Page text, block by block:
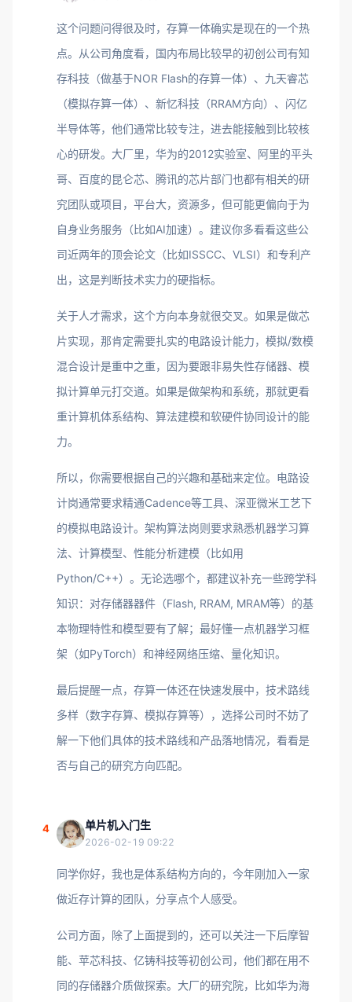
这个问题问得很及时，存算一体确实是现在的一个热
点。从公司角度看，国内布局比较早的初创公司有知
存科技（做基于NOR Flash的存算一体）、九天睿芯
（模拟存算一体）、新忆科技（RRAM方向）、闪亿
半导体等，他们通常比较专注，进去能接触到比较核
心的研发。大厂里，华为的2012实验室、阿里的平头
哥、百度的昆仑芯、腾讯的芯片部门也都有相关的研
究团队或项目，平台大，资源多，但可能更偏向于为
自身业务服务（比如AI加速）。建议你多看看这些公
司近两年的顶会论文（比如ISSCC、VLSI）和专利产
出，这是判断技术实力的硬指标。
关于人才需求，这个方向本身就很交叉。如果是做芯
片实现，那肯定需要扎实的电路设计能力，模拟/数模
混合设计是重中之重，因为要跟非易失性存储器、模
拟计算单元打交道。如果是做架构和系统，那就更看
重计算机体系结构、算法建模和软硬件协同设计的能
力。
所以，你需要根据自己的兴趣和基础来定位。电路设
计岗通常要求精通Cadence等工具、深亚微米工艺下
的模拟电路设计。架构算法岗则要求熟悉机器学习算
法、计算模型、性能分析建模（比如用
Python/C++）。无论选哪个，都建议补充一些跨学科
知识：对存储器器件（Flash, RRAM, MRAM等）的基
本物理特性和模型要有了解；最好懂一点机器学习框
架（如PyTorch）和神经网络压缩、量化知识。
最后提醒一点，存算一体还在快速发展中，技术路线
多样（数字存算、模拟存算等），选择公司时不妨了
解一下他们具体的技术路线和产品落地情况，看看是
否与自己的研究方向匹配。
4 单片机入门生
2026-02-19 09:22
同学你好，我也是体系结构方向的，今年刚加入一家
做近存计算的团队，分享点个人感受。
公司方面，除了上面提到的，还可以关注一下后摩智
能、苹芯科技、亿铸科技等初创公司，他们都在用不
同的存储器介质做探索。大厂的研究院，比如华为海